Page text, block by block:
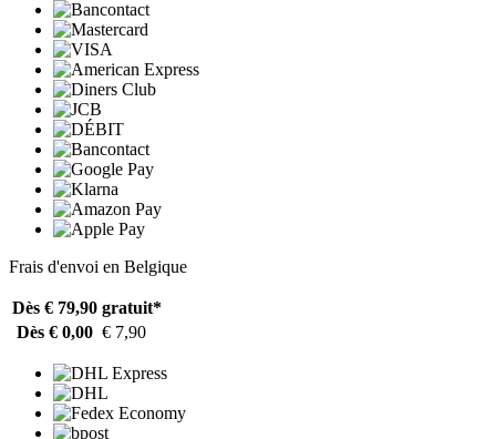
Frais d'envoi en Belgique
Dès € 79,90 gratuit*
Dès € 0,00 € 7,90